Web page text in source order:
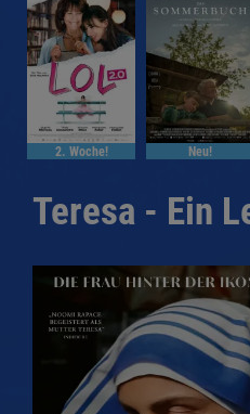
2. Woche! Neu!
Teresa - Ein